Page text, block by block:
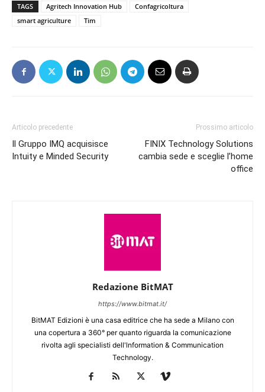
TAGS Agritech Innovation Hub
Confagricoltura
smart agriculture
Tim
Articolo precedente
Il Gruppo IMQ acquisisce
Intuity e Minded Security
Prossimo articolo
FINIX Technology Solutions
cambia sede e sceglie l’home
office
Redazione BitMAT
https://www.bitmat.it/
BitMAT Edizioni è una casa editrice che ha sede a Milano con
una copertura a 360° per quanto riguarda la comunicazione
rivolta agli specialisti dell'lnformation & Communication
Technology.